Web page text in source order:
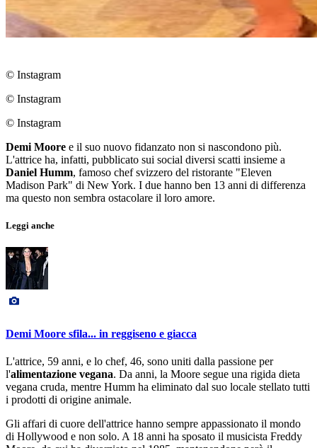
© Instagram
© Instagram
© Instagram
Demi Moore e il suo nuovo fidanzato non si nascondono più.
L'attrice ha, infatti, pubblicato sui social diversi scatti insieme a
Daniel Humm, famoso chef svizzero del ristorante "Eleven
Madison Park" di New York. I due hanno ben 13 anni di differenza
ma questo non sembra ostacolare il loro amore.
Leggi anche
Demi Moore sfila... in reggiseno e giacca
L'attrice, 59 anni, e lo chef, 46, sono uniti dalla passione per
l'alimentazione vegana. Da anni, la Moore segue una rigida dieta
vegana cruda, mentre Humm ha eliminato dal suo locale stellato tutti
i prodotti di origine animale.
Gli affari di cuore dell'attrice hanno sempre appassionato il mondo
di Hollywood e non solo. A 18 anni ha sposato il musicista Freddy